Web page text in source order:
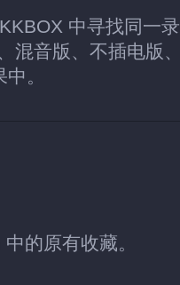
中寻找同一录
音版、不插电版、
。
的原有收藏。